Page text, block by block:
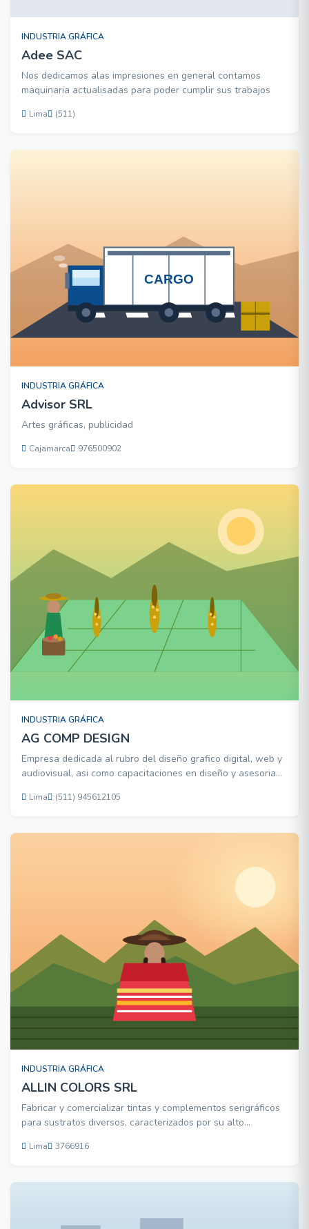
INDUSTRIA GRÁFICA
Adee SAC
Nos dedicamos alas impresiones en general contamos
maquinaria actualisadas para poder cumplir sus trabajos
Lima (511)
INDUSTRIA GRÁFICA
Advisor SRL
Artes gráficas, publicidad
Cajamarca 976500902
INDUSTRIA GRÁFICA
AG COMP DESIGN
Empresa dedicada al rubro del diseño grafico digital, web y
audiovisual, asi como capacitaciones en diseño y asesoria
Realizamos videos, book,etc. Tenemos 10 años de
Lima (511) 945612105
INDUSTRIA GRÁFICA
ALLIN COLORS SRL
Fabricar y comercializar tintas y complementos serigráficos
para sustratos diversos, caracterizados por su alto
Lima 3766916